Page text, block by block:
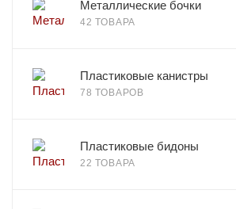
Металлические бочки
42 ТОВАРА
Пластиковые канистры
78 ТОВАРОВ
Пластиковые бидоны
22 ТОВАРА